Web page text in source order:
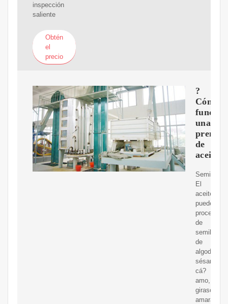
inspección
saliente
Obtén
el
precio
?
Cómo
una
prensa
de
aceite?
Semillas:
El
aceite
puede
proceder
de
semillas
de
algodón,
sésamo,
cá?
amo,
girasol,
amaranto